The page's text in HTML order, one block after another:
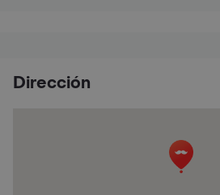
Dirección